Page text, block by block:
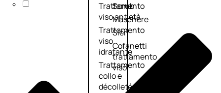
Trattamento
viso antietà
Trattamento
viso
idratante
Trattamento
collo e
décolleté
Scrub
Maschere
Sieri
Cofanetti
trattamento
viso